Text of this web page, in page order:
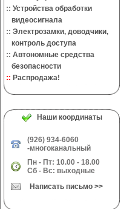
:: Устройства обработки
видеосигнала
:: Электрозамки, доводчики,
контроль доступа
:: Автономные средства
безопасности
:: Распродажа!
Наши координаты
(926) 934-6060
-многоканальный
Пн - Пт: 10.00 - 18.00
Сб - Вс: выходные
Написать письмо >>